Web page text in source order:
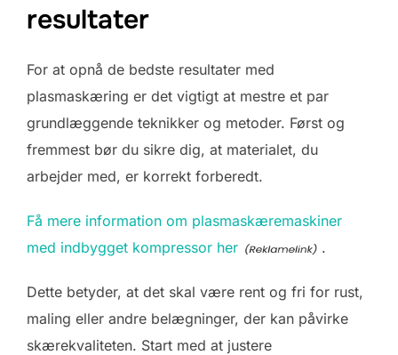
resultater
For at opnå de bedste resultater med
plasmaskæring er det vigtigt at mestre et par
grundlæggende teknikker og metoder. Først og
fremmest bør du sikre dig, at materialet, du
arbejder med, er korrekt forberedt.
Få mere information om plasmaskæremaskiner
med indbygget kompressor her
.
Dette betyder, at det skal være rent og fri for rust,
maling eller andre belægninger, der kan påvirke
skærekvaliteten. Start med at justere